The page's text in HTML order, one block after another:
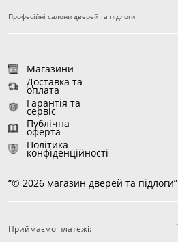
Професійні салони дверей та підлоги
Магазини
Доставка та
оплата
Гарантія та
сервіс
Публічна
оферта
Політика
конфіденційності
“© 2026 магазин дверей та підлоги”
Приймаємо платежі: